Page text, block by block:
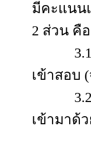
มีคะแนน
2 ส่วน คือ
3.1
เข้าสอบ
3.2
เข้ามาด้ว
3.2.1